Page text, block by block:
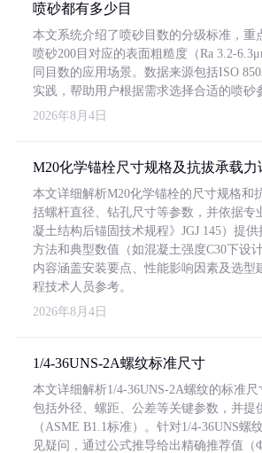
喷砂都有多少目
本文系统介绍了喷砂目数的分级标准，重
喷砂200目对应的表面粗糙度（Ra 3.2-
同目数的应用场景。数据来源包括ISO
实践，帮助用户根据需求选择合适的喷砂
2026年8月4日
M20化学锚栓尺寸规格及抗拔承载力
本文详细解析M20化学锚栓的尺寸规格和
括螺杆直径、钻孔尺寸等参数，并依据专
凝土结构后锚固技术规程》JGJ 145）提
方法和典型数值（如混凝土强度C30下设计
内容涵盖安装要点、性能影响因素及选型
程技术人员参考。
2026年8月4日
1/4-36UNS-2A螺纹标准尺寸
本文详细解析1/4-36UNS-2A螺纹的标准尺
包括外径、螺距、公差等关键参数，并提
（ASME B1.1标准）。针对1/4-36UNS螺
见疑问，通过公式推导给出精确推荐值（